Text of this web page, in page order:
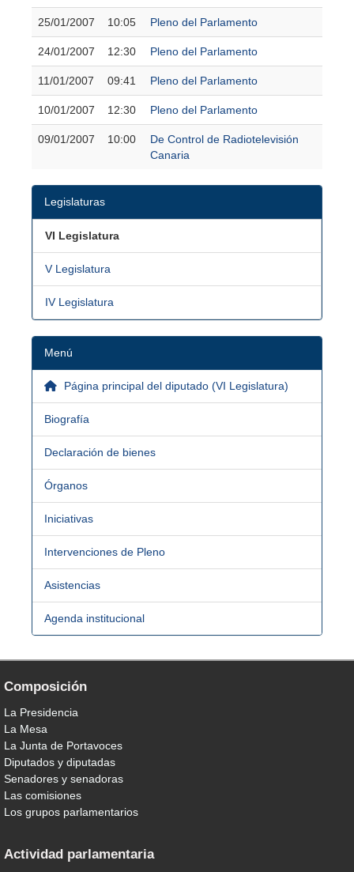
25/01/2007 10:05 Pleno del Parlamento
24/01/2007 12:30 Pleno del Parlamento
11/01/2007 09:41 Pleno del Parlamento
10/01/2007 12:30 Pleno del Parlamento
09/01/2007 10:00
De Control de Radiotelevisión
Canaria
Legislaturas
VI Legislatura
V Legislatura
IV Legislatura
Menú
Página principal del diputado (VI Legislatura)
Biografía
Declaración de bienes
Órganos
Iniciativas
Intervenciones de Pleno
Asistencias
Agenda institucional
Composición
La Presidencia
La Mesa
La Junta de Portavoces
Diputados y diputadas
Senadores y senadoras
Las comisiones
Los grupos parlamentarios
Actividad parlamentaria